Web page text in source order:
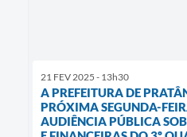
21 FEV 2025 - 13h30
A PREFEITURA DE
PRÓXIMA SEGUNDA-
AUDIÊNCIA PÚBLICA